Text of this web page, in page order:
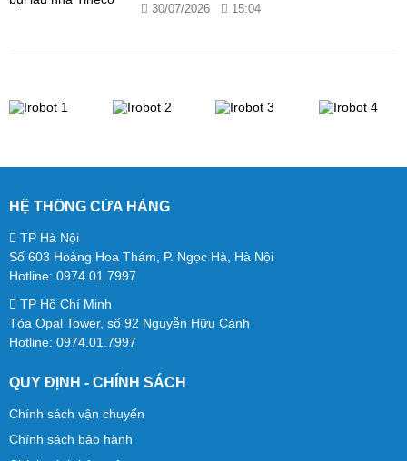
Robot hút bụi lau nhà Dreame D20 Ultra là một trong những
dòng robot hút bụi nhỏ gọn nhưng có khả năng hút sạch bụi
bẩn hiệu quả, giúp tiết kiệm thời gian dọn dẹp nhà cửa.
Cùng trải nghiệm ngay nhé!
30/07/2026 15:04
HỆ THỐNG CỬA HÀNG
TP Hà Nội
Số 603 Hoàng Hoa Thám, P. Ngọc Hà, Hà Nội
Hotline: 0974.01.7997
TP Hồ Chí Minh
Tòa Opal Tower, số 92 Nguyễn Hữu Cảnh
Hotline: 0974.01.7997
QUY ĐỊNH - CHÍNH SÁCH
Chính sách vận chuyển
Chính sách bảo hành